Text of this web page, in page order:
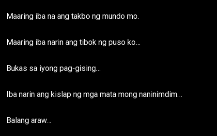
Maaring iba na ang takbo ng mundo mo.
Maaring iba narin ang tibok ng puso ko…
Bukas sa iyong pag-gising…
Iba narin ang kislap ng mga mata mong naninimdim…
Balang araw…